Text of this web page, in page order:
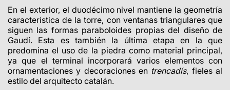
En el exterior, el duodécimo nivel mantiene la geometría
característica de la torre, con ventanas triangulares que
siguen las formas paraboloides propias del diseño de
Gaudí. Esta es también la última etapa en la que
predomina el uso de la piedra como material principal,
ya que el terminal incorporará varios elementos con
ornamentaciones y decoraciones en trencadís, fieles al
estilo del arquitecto catalán.